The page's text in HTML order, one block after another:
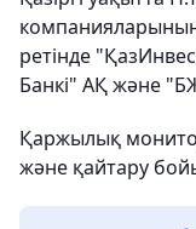
ретінде
Банкі" АҚ және
Қаржылық
және қайтару